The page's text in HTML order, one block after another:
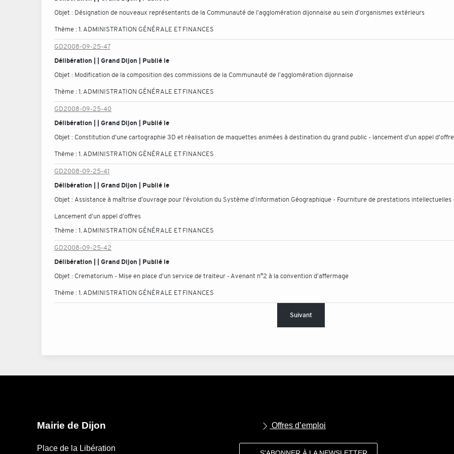
Objet : Désignation de nouveaux représentants de la Communauté de l'agglomération dijonnaise au sein d'organismes extérieurs
Thème :1. ADMINISTRATION GÉNÉRALE ET FINANCES
GD2008-09-25-47
Délibération | | Grand Dijon | Publié le
Objet : Modification de la composition des commissions de la Communauté de l'agglomération dijonnaise
Thème :1. ADMINISTRATION GÉNÉRALE ET FINANCES
GD2008-09-25-40
Délibération | | Grand Dijon | Publié le
Objet : Constitution d'une cartographie 3D et réalisation de maquettes animées à destination du grand public - lancement d'un appel
Thème :1. ADMINISTRATION GÉNÉRALE ET FINANCES
GD2008-09-25-41
Délibération | | Grand Dijon | Publié le
Objet : Assistance à maîtrise d'ouvrage pour l'évolution du Système d'Information Géographique - Fourniture de prestations intellectuelles
Lancement d'un appel d'offres
Thème :1. ADMINISTRATION GÉNÉRALE ET FINANCES
GD2008-09-25-42
Délibération | | Grand Dijon | Publié le
Objet : Crematorium - Mise en place d'un service de traiteur - Avenant n°2 à la convention d'affermage
Thème :1. ADMINISTRATION GÉNÉRALE ET FINANCES
Suivant
Mairie de Dijon
Place de la Libération
Offres d’emploi